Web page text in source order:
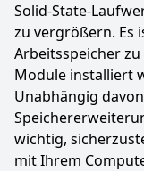
Solid-State-
zu vergrößern. Es
Arbeitsspeicher
Module installiert
Unabhängig
wichtig,
mit Ihrem